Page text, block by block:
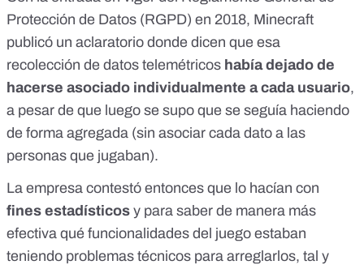
Protección de Datos (RGPD) en 2018, Minecraft
publicó un aclaratorio donde dicen que esa
recolección de datos telemétricos había dejado de
hacerse asociado individualmente a cada usuario,
a pesar de que luego se supo que se seguía haciendo
de forma agregada (sin asociar cada dato a las
personas que jugaban).
La empresa contestó entonces que lo hacían con
fines estadísticos y para saber de manera más
efectiva qué funcionalidades del juego estaban
teniendo problemas técnicos para arreglarlos, tal y